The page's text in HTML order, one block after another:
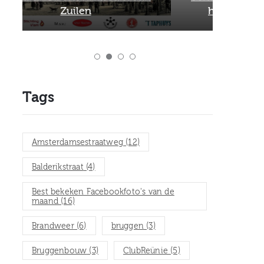
het Museum van Zuilen
Tags
Amsterdamsestraatweg (12)
Balderikstraat(4)
Best bekeken Facebookfoto's van de
maand (16)
Brandweer(6) bruggen (3)
Bruggenbouw (3) ClubReünie (5)